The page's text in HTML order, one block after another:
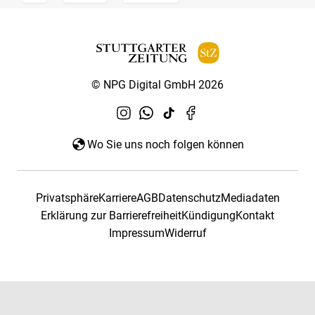
© NPG Digital GmbH 2026
Wo Sie uns noch folgen können
PrivatsphäreKarriereAGBDatenschutzMediadaten
Erklärung zur BarrierefreiheitKündigungKontakt
ImpressumWiderruf